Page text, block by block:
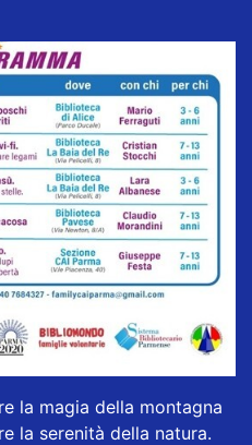
la magia della montagna
la serenità della natura.